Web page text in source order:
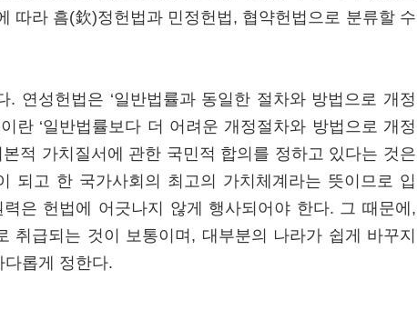
따라 흠(欽)정헌법과 민정헌법, 협약헌법으로 분류할 수
. 연성헌법은 ‘일반법률과 동일한 절차와 방법으로 개정
란 ‘일반법률보다 더 어려운 개정절차와 방법으로 개정
적 가치질서에 관한 국민적 합의를 정하고 있다는 것은
되고 한 국가사회의 최고의 가치체계라는 뜻이므로 입
은 헌법에 어긋나지 않게 행사되어야 한다. 그 때문에,
취급되는 것이 보통이며, 대부분의 나라가 쉽게 바꾸지
롭게 정한다.